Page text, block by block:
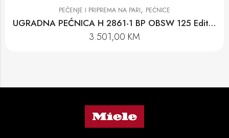
PEČENJE I PRIPREMA NA PARI, PEĆNICE
UGRADNA PEĆNICA H 2861-1 BP OBSW 125 Edition
3.501,00 KM